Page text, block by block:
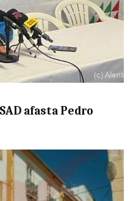
afasta Pedro